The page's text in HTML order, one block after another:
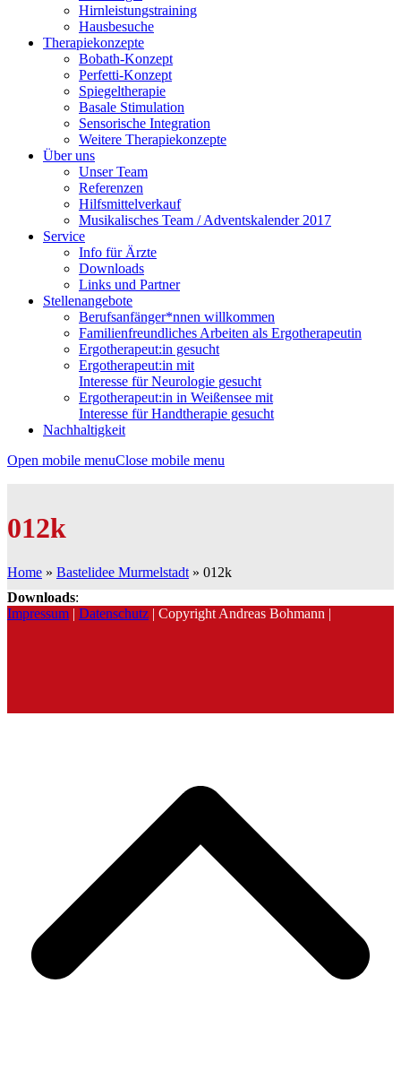
Hirnleistungstraining
Hausbesuche
Therapiekonzepte
Bobath-Konzept
Perfetti-Konzept
Spiegeltherapie
Basale Stimulation
Sensorische Integration
Weitere Therapiekonzepte
Über uns
Unser Team
Referenzen
Hilfsmittelverkauf
Musikalisches Team / Adventskalender 2017
Service
Info für Ärzte
Downloads
Links und Partner
Stellenangebote
Berufsanfänger*nnen willkommen
Familienfreundliches Arbeiten als Ergotherapeutin
Ergotherapeut:in gesucht
Ergotherapeut:in mit
Interesse für Neurologie gesucht
Ergotherapeut:in in Weißensee mit
Interesse für Handtherapie gesucht
Nachhaltigkeit
Open mobile menuClose mobile menu
012k
Home » Bastelidee Murmelstadt » 012k
Downloads:
Impressum | Datenschutz | Copyright Andreas Bohmann |